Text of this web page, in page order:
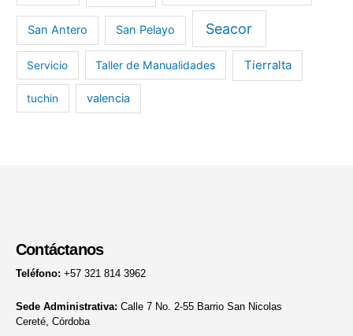
San Antero San Pelayo Seacor
Servicio Taller de Manualidades Tierralta
tuchin valencia
Contáctanos
Teléfono: +57 321 814 3962
Sede Administrativa: Calle 7 No. 2-55 Barrio San Nicolas
Cereté, Córdoba